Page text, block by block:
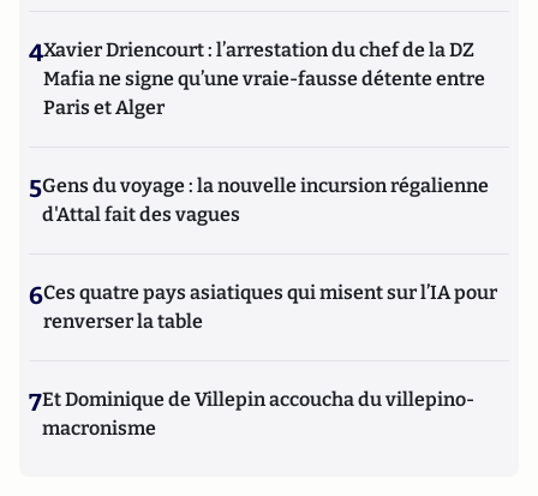
4Xavier Driencourt : l’arrestation du chef de la DZ
Mafia ne signe qu’une vraie-fausse détente entre
Paris et Alger
5Gens du voyage : la nouvelle incursion régalienne
d'Attal fait des vagues
6Ces quatre pays asiatiques qui misent sur l’IA pour
renverser la table
7Et Dominique de Villepin accoucha du villepino-
macronisme